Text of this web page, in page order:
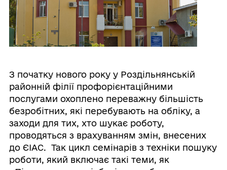
З початку нового року у Роздільнянській
районній філії профорієнтаційними
послугами охоплено переважну більшість
безробітних, які перебувають на обліку, а
заходи для тих, хто шукає роботу,
проводяться з врахуванням змін, внесених
до ЄІАС. Так цикл семінарів з техніки пошуку
роботи, який включає такі теми, як